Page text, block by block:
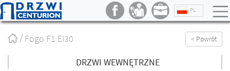
PL
StronaFogo F1 EI30 < Powrót
DRZWI WEWNĘTRZNE